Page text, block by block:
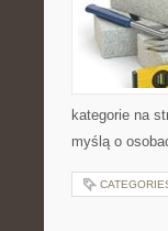
kategorie na
myślą o